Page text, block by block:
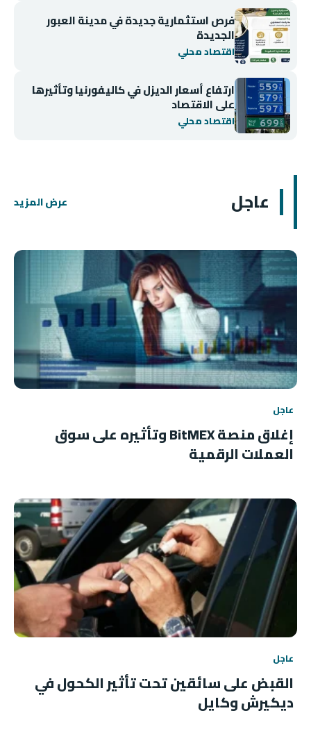
فرص استثمارية جديدة في مدينة العبور
الجديدة
اقتصاد محلي
ارتفاع أسعار الديزل في كاليفورنيا وتأثيرها
على الاقتصاد
اقتصاد محلي
عاجل عرض المزيد
عاجل
إغلاق منصة BitMEX وتأثيره على سوق
العملات الرقمية
عاجل
القبض على سائقين تحت تأثير الكحول في
ديكيرش وكايل